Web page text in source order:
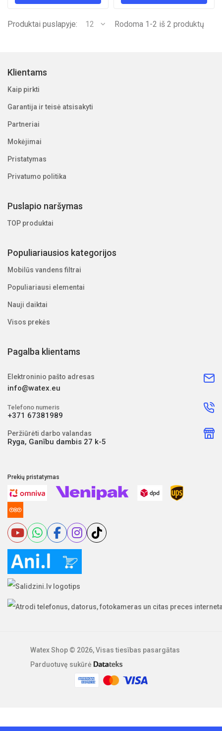
Produktai puslapyje: 12 Rodoma 1-2 iš 2 produktų
Klientams
Kaip pirkti
Garantija ir teisė atsisakyti
Partneriai
Mokėjimai
Pristatymas
Privatumo politika
Puslapio naršymas
TOP produktai
Populiariausios kategorijos
Mobilūs vandens filtrai
Populiariausi elementai
Nauji daiktai
Visos prekės
Pagalba klientams
Elektroninio pašto adresas
info@watex.eu
Telefono numeris
+371 67381989
Peržiūrėti darbo valandas
Ryga, Ganību dambis 27 k-5
Prekių pristatymas
Watex Shop © 2026, Visas tiesības pasargātas
Parduotuvę sukūrė